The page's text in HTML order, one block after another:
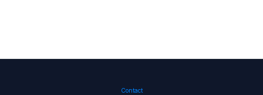
Contact